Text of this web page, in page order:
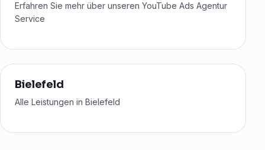
Erfahren Sie mehr über unseren YouTube Ads Agentur
Service
Bielefeld
Alle Leistungen in Bielefeld